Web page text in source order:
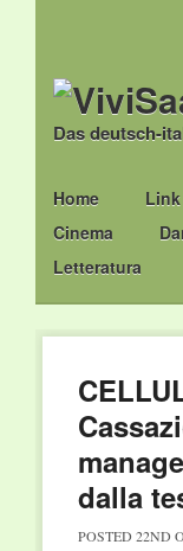
Das deutsch-
Main menu
Skip
to
content
Home Link
Cinema
Letteratura
dalla
POSTED 22ND